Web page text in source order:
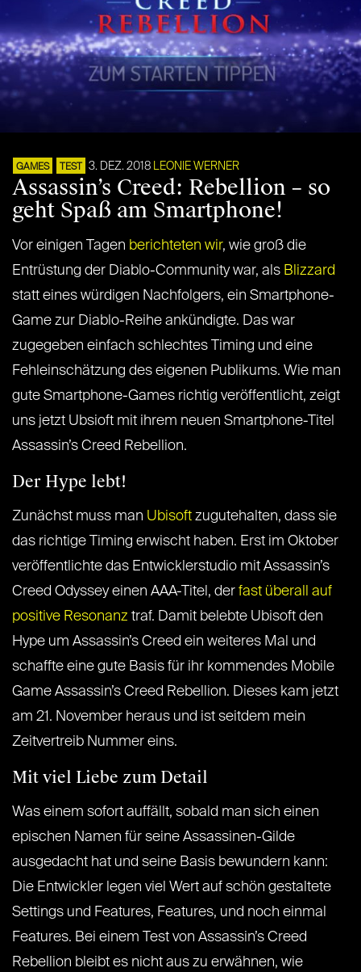
GAMES TEST 3. DEZ. 2018 LEONIE WERNER
Assassin’s Creed: Rebellion – so
geht Spaß am Smartphone!
Vor einigen Tagen berichteten wir, wie groß die
Entrüstung der Diablo-Community war, als Blizzard
statt eines würdigen Nachfolgers, ein Smartphone-
Game zur Diablo-Reihe ankündigte. Das war
zugegeben einfach schlechtes Timing und eine
Fehleinschätzung des eigenen Publikums. Wie man
gute Smartphone-Games richtig veröffentlicht, zeigt
uns jetzt Ubsioft mit ihrem neuen Smartphone-Titel
Assassin’s Creed Rebellion.
Der Hype lebt!
Zunächst muss man Ubisoft zugutehalten, dass sie
das richtige Timing erwischt haben. Erst im Oktober
veröffentlichte das Entwicklerstudio mit Assassin’s
Creed Odyssey einen AAA-Titel, der fast überall auf
positive Resonanz traf. Damit belebte Ubisoft den
Hype um Assassin’s Creed ein weiteres Mal und
schaffte eine gute Basis für ihr kommendes Mobile
Game Assassin’s Creed Rebellion. Dieses kam jetzt
am 21. November heraus und ist seitdem mein
Zeitvertreib Nummer eins.
Mit viel Liebe zum Detail
Was einem sofort auffällt, sobald man sich einen
epischen Namen für seine Assassinen-Gilde
ausgedacht hat und seine Basis bewundern kann:
Die Entwickler legen viel Wert auf schön gestaltete
Settings und Features, Features, und noch einmal
Features. Bei einem Test von Assassin’s Creed
Rebellion bleibt es nicht aus zu erwähnen, wie